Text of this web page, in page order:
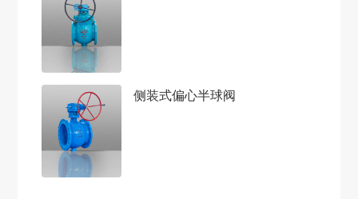
侧装式偏心半球阀